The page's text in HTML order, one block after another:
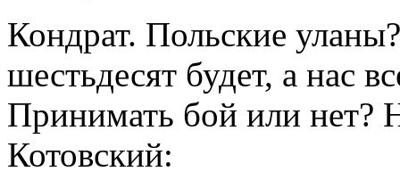
Кондрат. Польские
шестьдесят будет, а нас
Принимать бой или нет?
Котовский: